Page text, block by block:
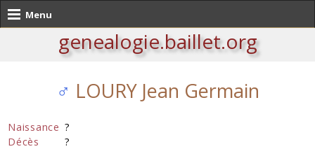
Menu
genealogie.baillet.org
♂ LOURY Jean Germain
Naissance ?
Décès
?